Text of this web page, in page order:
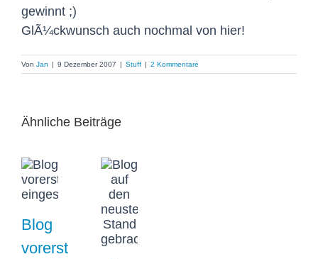
gewinnt ;)
GlÃ¼ckwunsch auch nochmal von hier!
Von Jan | 9 Dezember 2007 | Stuff | 2 Kommentare
Ähnliche Beiträge
Blog
vorerst